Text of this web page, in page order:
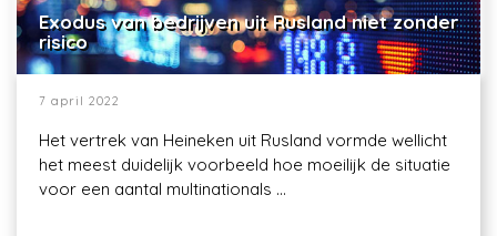
Exodus van bedrijven uit Rusland niet zonder
risico
7 april 2022
Het vertrek van Heineken uit Rusland vormde wellicht
het meest duidelijk voorbeeld hoe moeilijk de situatie
voor een aantal multinationals ...